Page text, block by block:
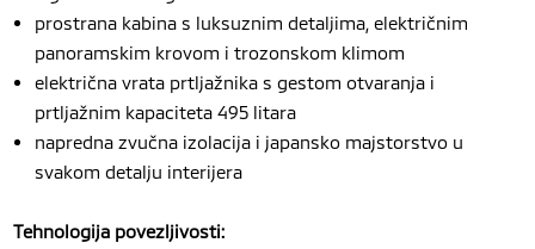
prostrana kabina s luksuznim detaljima, električnim
panoramskim krovom i trozonskom klimom
električna vrata prtljažnika s gestom otvaranja i
prtljažnim kapaciteta 495 litara
napredna zvučna izolacija i japansko majstorstvo u
svakom detalju interijera
Tehnologija povezljivosti: